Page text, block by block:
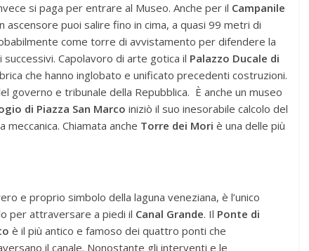
si paga per entrare al Museo. Anche per il Campanile
puoi salire fino in cima, a quasi 99 metri di
come torre di avvistamento per difendere la
Capolavoro di arte gotica il Palazzo Ducale di
che hanno inglobato e unificato precedenti costruzioni.
e tribunale della Repubblica. È anche un museo
di Piazza San Marco iniziò il suo inesorabile calcolo del
Chiamata anche Torre dei Mori è una delle più
e proprio simbolo della laguna veneziana, è l’unico
per attraversare a piedi il Canal Grande. Il Ponte di
è il più antico e famoso dei quattro ponti che
il canale. Nonostante gli interventi e le